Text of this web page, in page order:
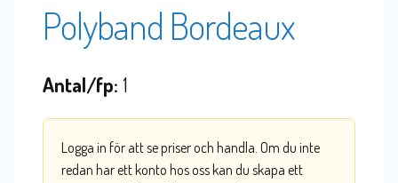
Polyband Bordeaux
Antal/fp: 1
Logga in för att se priser och handla. Om du inte
redan har ett konto hos oss kan du skapa ett